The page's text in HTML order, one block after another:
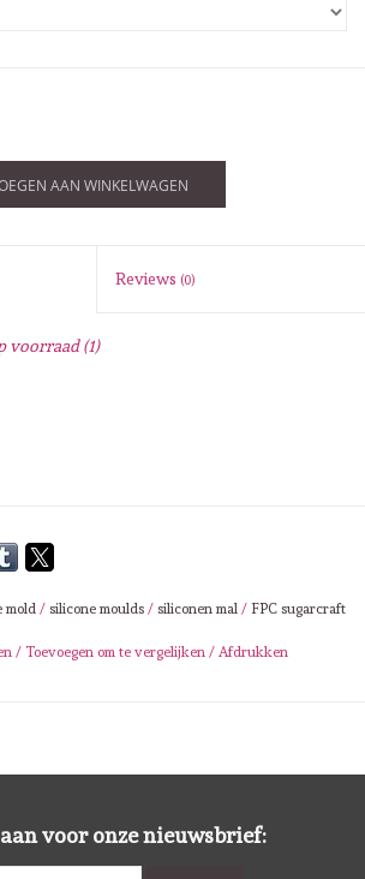
AAN WINKELWAGEN
Reviews (0)
voorraad(1)
mold / silicone moulds / siliconen mal / FPC sugarcraft
/ Toevoegen om te vergelijken / Afdrukken
voor onze nieuwsbrief: